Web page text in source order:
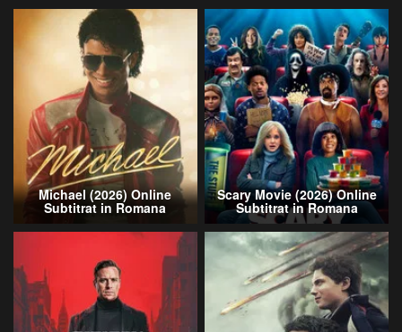
Michael (2026) Online
Subtitrat in Romana
Scary Movie (2026) Online
Subtitrat in Romana